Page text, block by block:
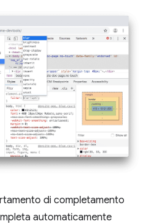
di completamento
automaticamente